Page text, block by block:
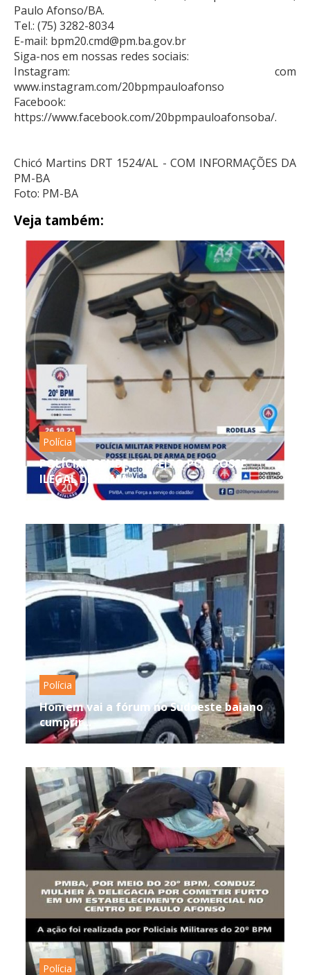
Paulo Afonso/BA.
Tel.: (75) 3282-8034
E-mail: bpm20.cmd@pm.ba.gov.br
Siga-nos em nossas redes sociais:
Instagram: com
www.instagram.com/20bpmpauloafonso
Facebook:
https://www.facebook.com/20bpmpauloafonsoba/.
Chicó Martins DRT 1524/AL - COM INFORMAÇÕES DA
PM-BA
Foto: PM-BA
Veja também:
Polícia
POLÍCIA PRENDE SUSPEITO POR POSSE
ILEGAL DE ARMA...
Polícia
Homem vai a fórum no Sudoeste baiano
cumprir...
Polícia